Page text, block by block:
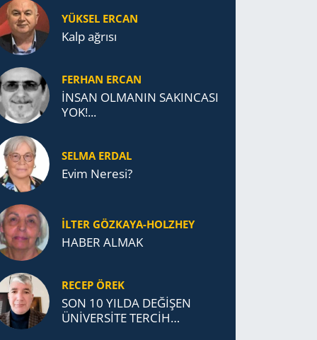
YÜKSEL ERCAN
Kalp ağrısı
FERHAN ERCAN
İNSAN OLMANIN SAKINCASI
YOK!...
SELMA ERDAL
Evim Neresi?
İLTER GÖZKAYA-HOLZHEY
HABER ALMAK
RECEP ÖREK
SON 10 YILDA DEĞİŞEN
ÜNİVERSİTE TERCİH